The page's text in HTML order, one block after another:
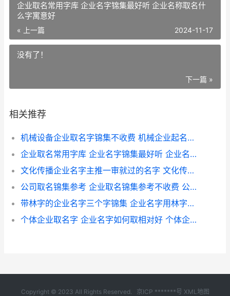
企业取名常用字库 企业名字锦集最好听 企业名称取名什
么字寓意好
« 上一篇 2024-11-17
没有了！
下一篇 »
相关推荐
机械设备企业取名字锦集不收费 机械企业起名字不收费 机械设备公司需要资质吗
企业取名常用字库 企业名字锦集最好听 企业名称取名什么字寓意好
文化传播企业名字主推一审就过的名字 文化传播公司名字简单大气
公司取名锦集参考 企业取名锦集参考不收费 公司取名字参考大全2
带林字的企业名字三个字锦集 企业名字用林字好吗 带有林字的公司名称
个体企业取名字 企业名字如何取相对好 个体企业名称怎么取名
Copyright © 2023 All Rights Reserved. 京ICP *******号 XML地图